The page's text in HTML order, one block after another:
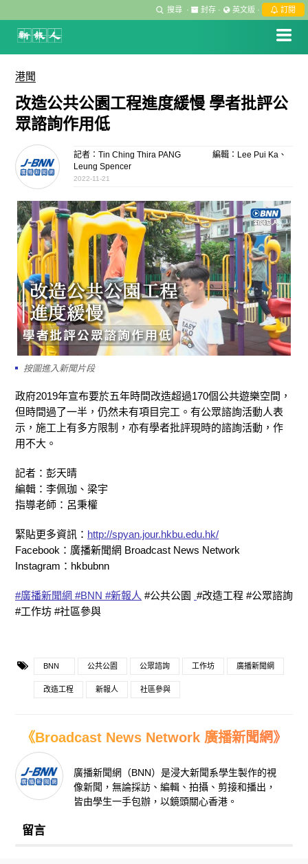
搜尋 · 封存 · 英文版 · 訂閱
港聞
改造公共公園工程進度緩慢 學者批評公
眾諮詢作用低
記者：Tin Ching Thira PANG
編輯：Lee Pui Ka、
Leung Spencer
2022-11-21
按圖進入新聞片段
政府2019年宣布要於五年時間改造超過170個公共遊樂空間，
但時間過了一半，仍然未有項目完工。有公眾諮詢活動人表
示，施工上有多方限制，亦有學者批評現時的諮詢活動，作
用不大。
記者：彭天晴
編輯：李佩珈、梁宇
指導老師：呂秉權
緊貼更多資訊： http://spyan.jour.hkbu.edu.hk/
Facebook：廣播新聞網 Broadcast News Network
Instagram：hkbubnn
#廣播新聞網 #BNN #新報人 #公共公園 #改造工程 #公眾諮詢
#工作坊 #社區參與
BNN 公共公園 公眾諮詢 工作坊 廣播新聞網
改造工程 新報人 社區參與
《Broadcast News Network 廣播新聞網》
廣播新聞網（BNN）是浸大新聞系學生製作的視
像新聞，無論採訪、編輯、拍攝、剪接和播出，
皆由學生一手包辦，以鏡頭關心香港。
留言